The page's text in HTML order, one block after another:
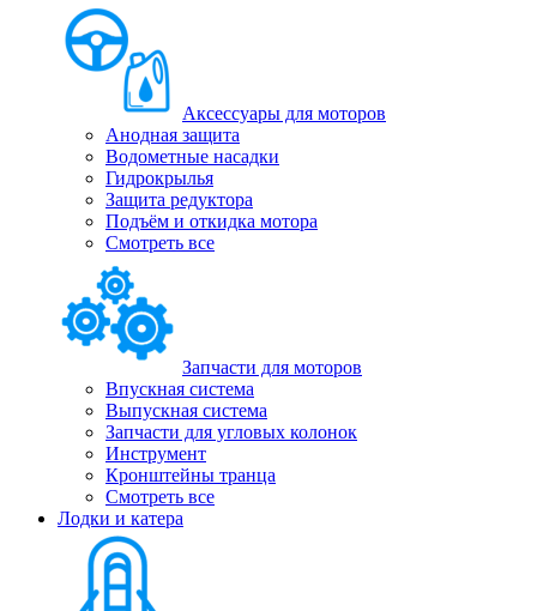
Аксессуары для моторов
Анодная защита
Водометные насадки
Гидрокрылья
Защита редуктора
Подъём и откидка мотора
Смотреть все
Запчасти для моторов
Впускная система
Выпускная система
Запчасти для угловых колонок
Инструмент
Кронштейны транца
Смотреть все
Лодки и катера